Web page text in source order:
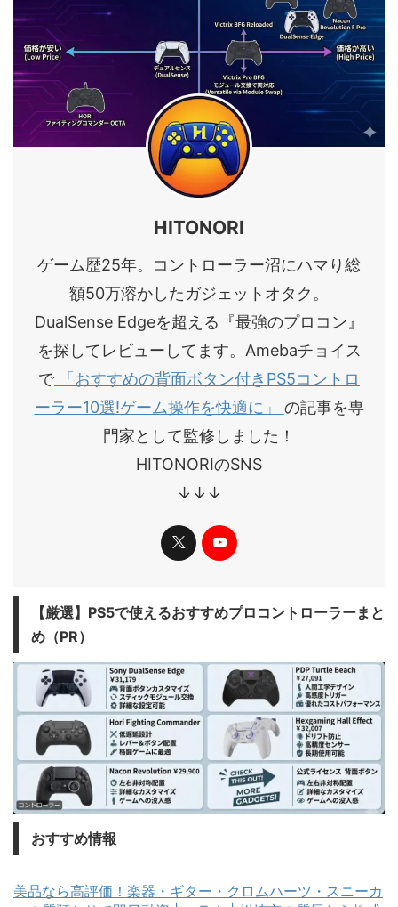
HITONORI
ゲーム歴25年。コントローラー沼にハマり総
額50万溶かしたガジェットオタク。
DualSense Edgeを超える『最強のプロコン』
を探してレビューしてます。Amebaチョイス
で「おすすめの背面ボタン付きPS5コントロ
ーラー10選!ゲーム操作を快適に」 の記事を専
門家として監修しました！
HITONORIのSNS
↓↓↓
​【厳選】PS5で使えるおすすめプロコントローラーまと
め（PR）
おすすめ情報
美品なら高評価！楽器・ギター・クロムハーツ・スニーカ